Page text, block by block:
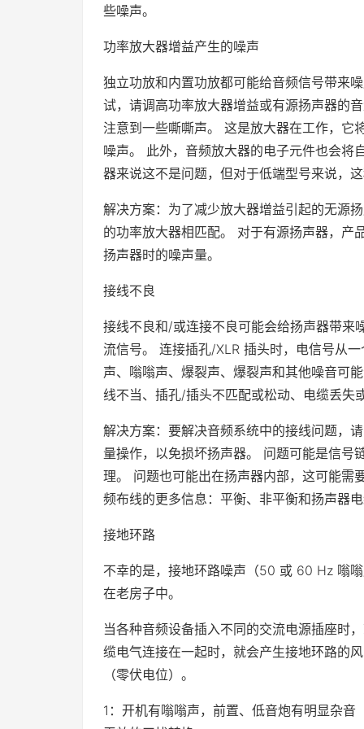
些噪声。
功率放大器增益产生的噪声
独立功放和内置功放都可能给音频信号带来
试，请调高功率放大器增益或有源扬声器的
注意到一些嘶嘶声。 这是放大器在工作，它
噪声。 此外，音频放大器的电子元件也会将
器来说这不是问题，但对于低端型号来说，
解决方案：为了减少放大器增益引起的无源
的功率放大器相匹配。 对于有源扬声器，产
扬声器时的噪声量。
接线不良
接线不良和/或连接不良可能会给扬声器带来
流信号。 连接插孔/XLR 插头时，电信号从
声、嗡嗡声、爆裂声、爆裂声和其他噪音可
线不当、插孔/插头不匹配或松动、电缆丢失
解决方案：要解决音频系统中的接线问题，
量操作，以免损坏扬声器。 问题可能是信号
理。 问题也可能出在扬声器内部，这可能需
频布线的更多信息：平衡、非平衡和扬声器
接地环路
不幸的是，接地环路噪声（50 或 60 Hz 嗡
在老房子中。
当各种音频设备插入不同的交流电源插座时
缆电气连接在一起时，就会产生接地环路的
（零伏电位）。
1：开机有嗡嗡声，前置、低音炮有明显杂